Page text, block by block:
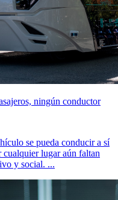
ningún conductor
se pueda conducir a sí
lugar aún faltan
y social. ...